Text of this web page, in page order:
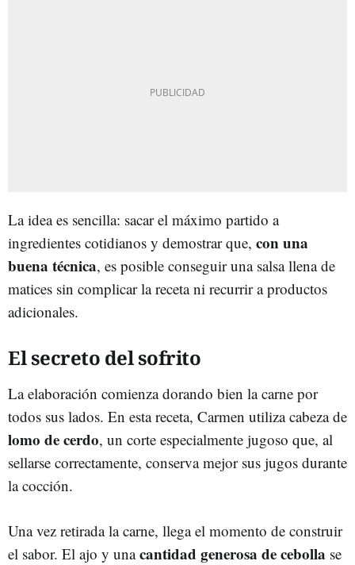
La idea es sencilla: sacar el máximo partido a
ingredientes cotidianos y demostrar que, con una
buena técnica, es posible conseguir una salsa llena de
matices sin complicar la receta ni recurrir a productos
adicionales.
El secreto del sofrito
La elaboración comienza dorando bien la carne por
todos sus lados. En esta receta, Carmen utiliza cabeza de
lomo de cerdo, un corte especialmente jugoso que, al
sellarse correctamente, conserva mejor sus jugos durante
la cocción.
Una vez retirada la carne, llega el momento de construir
el sabor. El ajo y unacantidad generosa de cebolla se